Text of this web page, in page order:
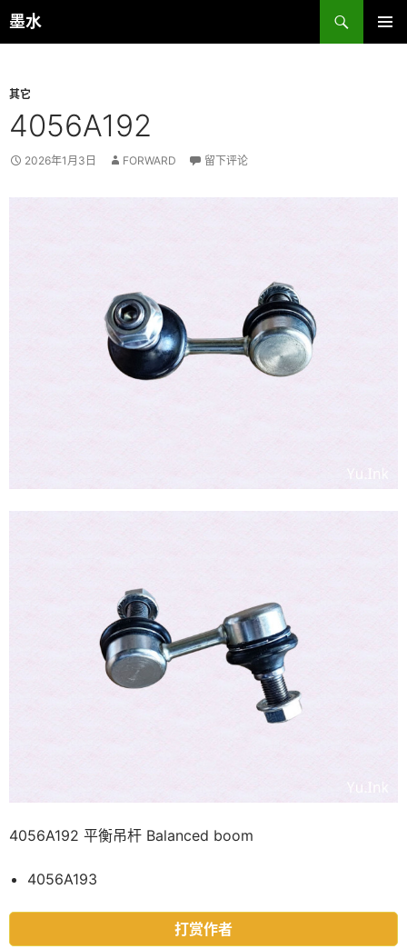
跳
至
墨水
搜
索
其它
4056A192
2026年1月3日 FORWARD 留下评论
4056A192 平衡吊杆 Balanced boom
4056A193
打赏作者